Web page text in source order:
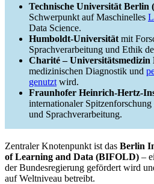
Technische Universität Berlin
Schwerpunkt auf Maschinelles
Data Science.
Humboldt-Universität mit
Sprachverarbeitung und Ethik
Charité – Universitätsmedizin
medizinischen Diagnostik und
genutzt wird.
Fraunhofer Heinrich-Hertz-
internationaler
und Sprachverarbeitung.
Zentraler Knotenpunkt ist das Berlin
of Learning and Data (BIFOLD) –
der Bundesregierung gefördert wird
auf Weltniveau betreibt.